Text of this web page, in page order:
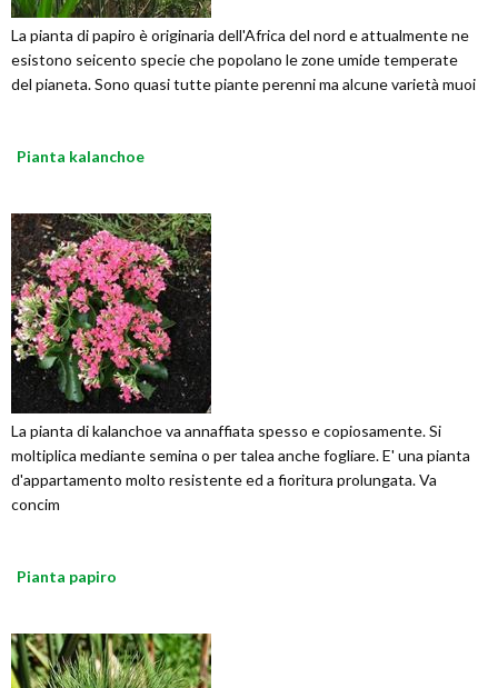
La pianta di papiro è originaria dell'Africa del nord e attualmente ne
esistono seicento specie che popolano le zone umide temperate
del pianeta. Sono quasi tutte piante perenni ma alcune varietà muoi
Pianta kalanchoe
La pianta di kalanchoe va annaffiata spesso e copiosamente. Si
moltiplica mediante semina o per talea anche fogliare. E' una pianta
d'appartamento molto resistente ed a fioritura prolungata. Va
concim
Pianta papiro